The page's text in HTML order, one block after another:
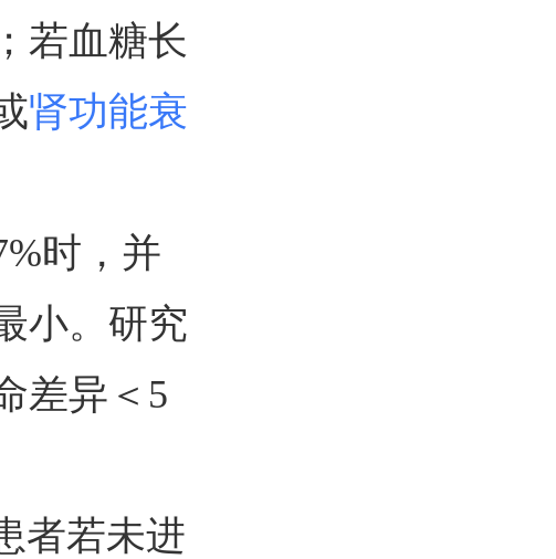
若血糖长
肾功能衰
时，并
小。研究
差异＜5
者若未进